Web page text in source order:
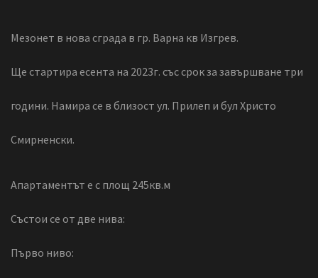
Мезонет в нова сграда в гр. Варна кв Изгрев.
Ще стартира есента на 2023г. със срок за завършване три
години. Намира се в близост ул. Прилеп и бул Христо
Смирненски.
Апартаментът е с площ 245кв.м
Състои се от две нива:
Първо ниво: